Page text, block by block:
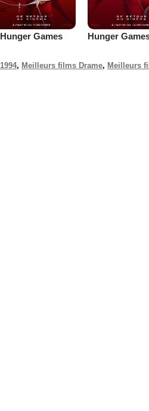
Hunger Games
, Meilleurs films Drame, Meilleurs